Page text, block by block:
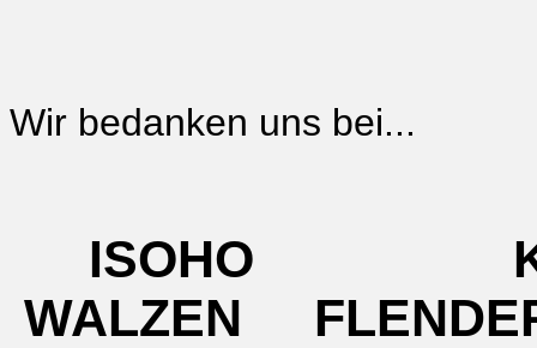
Wir bedanken uns bei...
ISOHO
WALZEN